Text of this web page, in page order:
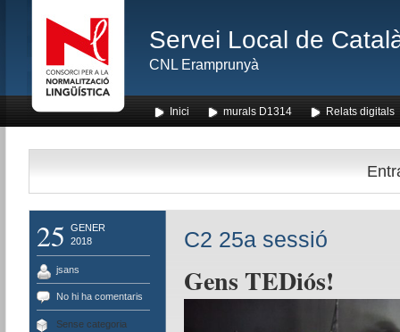
Servei Local de
CNL Eramprunyà
Inici murals D1314 Relats digitals
25
GENER
2018
jsans
No hi ha comentaris
Sense categoria
C2 25a sessió
Gens TEDiós!